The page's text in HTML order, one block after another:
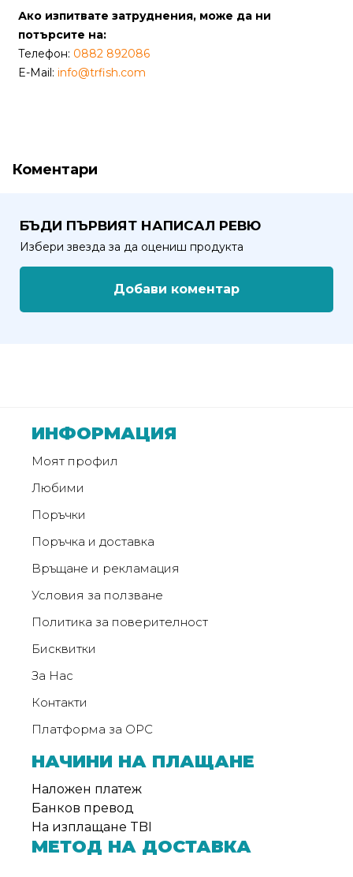
Всички
права
от
Ако изпитвате затруднения, може да ни
потърсите на:
Телефон: 0882 892086
E-Mail: info@trfish.com
Коментари
БЪДИ ПЪРВИЯТ НАПИСАЛ РЕВЮ
Избери звезда за да оцениш продукта
Добави коментар
ИНФОРМАЦИЯ
Моят профил
Любими
Поръчки
Поръчка и доставка
Връщане и рекламация
Условия за ползване
Политика за поверителност
Бисквитки
За Нас
Контакти
Платформа за ОРС
НАЧИНИ НА ПЛАЩАНЕ
Наложен платеж
Банков превод
На изплащане TBI
МЕТОД НА ДОСТАВКА